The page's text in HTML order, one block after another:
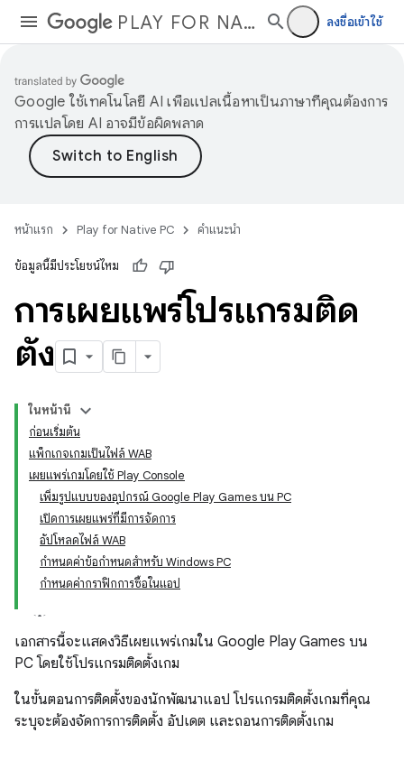
PLAY FOR NATIVE PC ลงชื่อเข้าใช้
Google ใช้เทคโนโลยี AI เพื่อแปลเนื้อหาเป็นภาษาที่คุณต้องการ
การแปลโดย AI อาจมีข้อผิดพลาด
หน้าแรก Play for Native PC คำแนะนำ
ข้อมูลนี้มีประโยชน์ไหม
การเผยแพร่โปรแกรมติด
ตั้ง
ในหน้านี้
ก่อนเริ่มต้น
แพ็กเกจเกมเป็นไฟล์ WAB
เผยแพร่เกมโดยใช้ Play Console
เพิ่มรูปแบบของอุปกรณ์ Google Play Games บน PC
เปิดการเผยแพร่ที่มีการจัดการ
อัปโหลดไฟล์ WAB
กำหนดค่าข้อกำหนดสำหรับ Windows PC
กำหนดค่ากราฟิกการซื้อในแอป
เอกสารนี้จะแสดงวิธีเผยแพร่เกมใน Google Play Games บน
PC โดยใช้โปรแกรมติดตั้งเกม
ในขั้นตอนการติดตั้งของนักพัฒนาแอป โปรแกรมติดตั้งเกมที่คุณ
ระบุจะต้องจัดการการติดตั้ง อัปเดต และถอนการติดตั้งเกม